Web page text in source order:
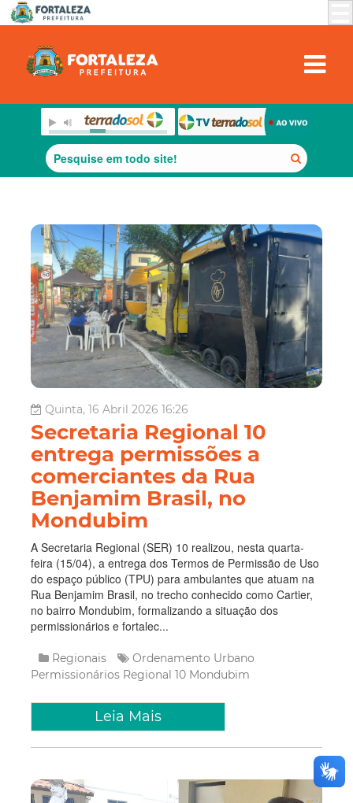
Quinta, 16 Abril 2026 16:26
Secretaria Regional 10
entrega permissões a
comerciantes da Rua
Benjamim Brasil, no
Mondubim
A Secretaria Regional (SER) 10 realizou, nesta quarta-
feira (15/04), a entrega dos Termos de Permissão de Uso
do espaço público (TPU) para ambulantes que atuam na
Rua Benjamim Brasil, no trecho conhecido como Cartier,
no bairro Mondubim, formalizando a situação dos
permissionários e fortalec...
Regionais
Ordenamento Urbano
Permissionários Regional 10 Mondubim
Leia Mais